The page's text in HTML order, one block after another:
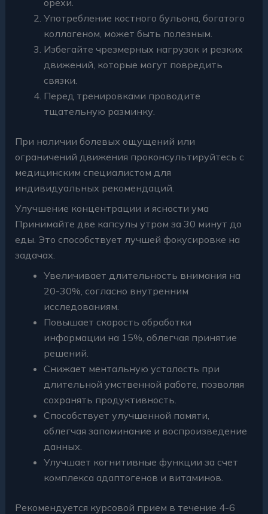
Употребление костного бульона, богатого
коллагеном, может быть полезным.
Избегайте чрезмерных нагрузок и резких
движений, которые могут повредить
связки.
Перед тренировками проводите
тщательную разминку.
При наличии болевых ощущений или
ограничений движения проконсультируйтесь с
медицинским специалистом для
индивидуальных рекомендаций.
Улучшение концентрации и ясности ума
Принимайте две капсулы утром за 30 минут до
еды. Это способствует лучшей фокусировке на
задачах.
Увеличивает длительность внимания на
20-30%, согласно внутренним
исследованиям.
Повышает скорость обработки
информации на 15%, облегчая принятие
решений.
Снижает ментальную усталость при
длительной умственной работе, позволяя
сохранять продуктивность.
Способствует улучшенной памяти,
облегчая запоминание и воспроизведение
данных.
Улучшает когнитивные функции за счет
комплекса адаптогенов и витаминов.
Рекомендуется курсовой прием в течение 4-6